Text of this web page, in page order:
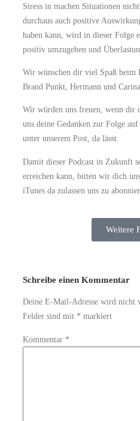
Stress in machen Situationen
durchaus auch positive
haben kann, wird in dieser Folge
positiv umzugehen und
Wir wünschen dir viel Spaß beim
Brand Punkt, Hermann und Carina
Wir würden uns freuen, wenn dir
uns deine Gedanken zur Folge
unter unserem Post, da lässt.
Damit dieser Podcast in Zukunft
erreichen kann, bitten wir dich
iTunes da zulassen uns zu
Weitere
Schreibe einen Kommentar
Deine E-Mail-Adresse wird nicht
Felder sind mit * markiert
Kommentar *